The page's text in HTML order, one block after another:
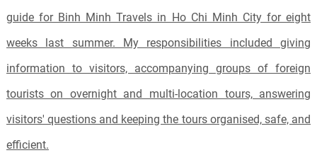
guide for Binh Minh Travels in Ho Chi Minh City for eight
weeks last summer. My responsibilities included giving
information to visitors, accompanying groups of foreign
tourists on overnight and multi-location tours, answering
visitors' questions and keeping the tours organised, safe, and
efficient.